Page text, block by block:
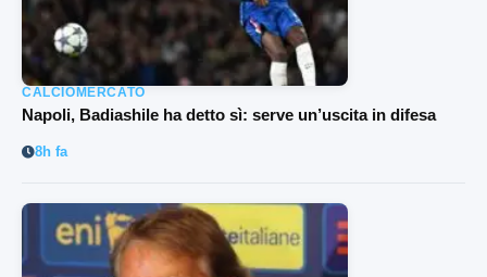
CALCIOMERCATO
Napoli, Badiashile ha detto sì: serve un’uscita in difesa
8h fa